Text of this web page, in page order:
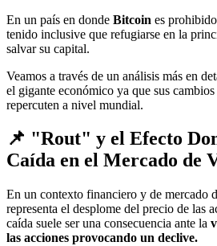
En un país en donde Bitcoin es
tenido inclusive que refugiarse en la
salvar su capital.
Veamos a través de un análisis más en
el gigante económico ya que sus
repercuten a nivel mundial.
📌 "Rout" y el Efecto
Caída en el Mercado de
En un contexto financiero y de mercado
representa el desplome del precio de las
caída suele ser una consecuencia ante la
las acciones provocando un declive.